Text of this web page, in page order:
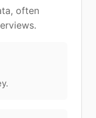
often